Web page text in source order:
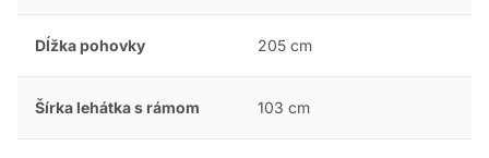
Dĺžka pohovky 205 cm
Šírka lehátka s rámom 103 cm